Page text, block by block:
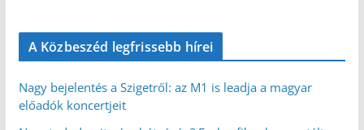
A Közbeszéd legfrissebb hírei
Nagy bejelentés a Szigetről: az M1 is leadja a magyar
előadók koncertjeit